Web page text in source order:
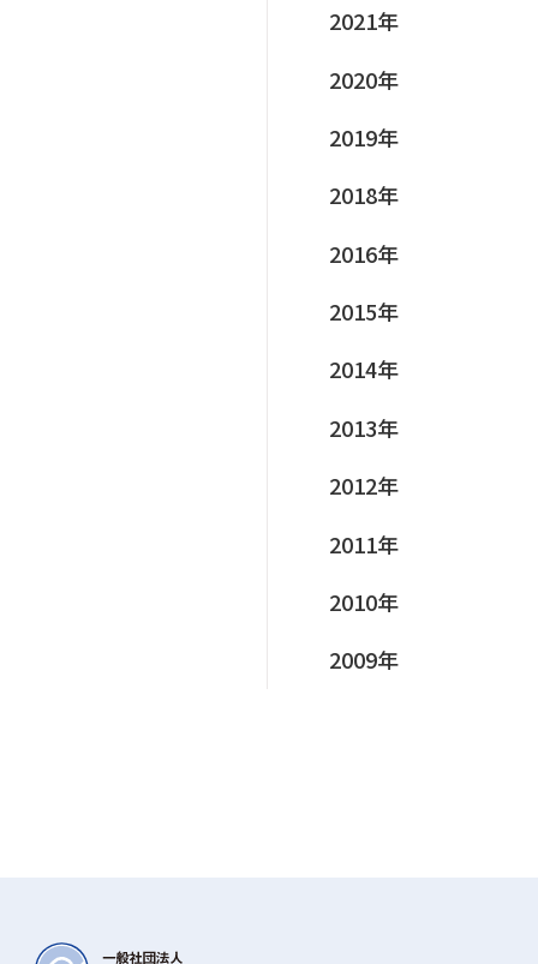
2021年
2020年
2019年
2018年
2016年
2015年
2014年
2013年
2012年
2011年
2010年
2009年